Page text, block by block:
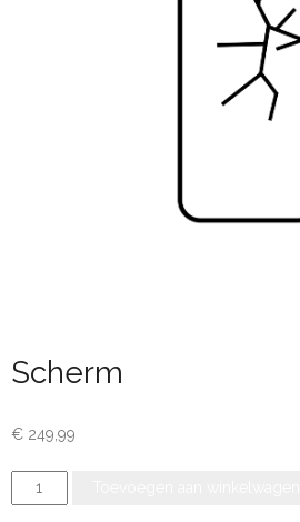
Scherm
€ 249,99
Scherm
aantal